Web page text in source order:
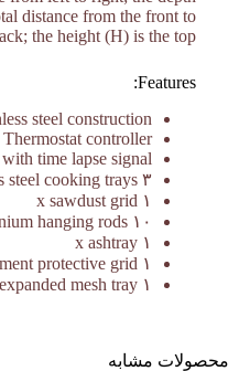
distance from the front to
the height (H) is the top.
Features:
steel construction
Thermostat controller
time lapse signal
۳ x perforated stainless steel cooking trays
۱ x sawdust grid
۱۰ x aluminium hanging rods
۱ x ashtray
۱ x element protective grid
۱ x expanded mesh tray
محصولات مشابه